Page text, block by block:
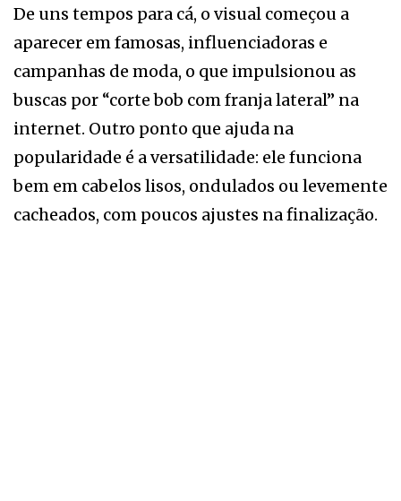
De uns tempos para cá, o visual começou a
aparecer em famosas, influenciadoras e
campanhas de moda, o que impulsionou as
buscas por “corte bob com franja lateral” na
internet. Outro ponto que ajuda na
popularidade é a versatilidade: ele funciona
bem em cabelos lisos, ondulados ou levemente
cacheados, com poucos ajustes na finalização.